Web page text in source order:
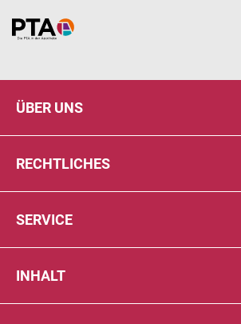
Home
ÜBER UNS
RECHTLICHES
SERVICE
INHALT